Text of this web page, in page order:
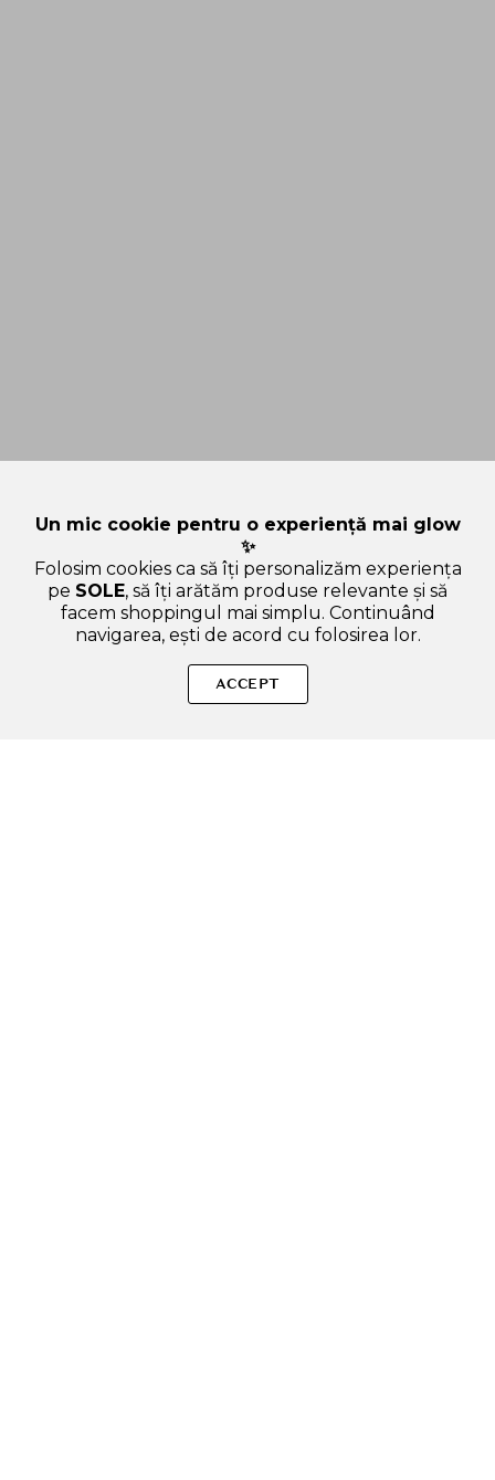
Mood Glider Lip and Blush Stick, 04 Chilli Blaze, 3.8 gr -
nuantator pentru buze, obraji si pleoape, cu intensitate
Un mic cookie pentru o experiență mai glow
✨
Folosim cookies ca să îți personalizăm experiența
pe SOLE, să îți arătăm produse relevante și să
facem shoppingul mai simplu. Continuând
navigarea, ești de acord cu folosirea lor.
ACCEPT